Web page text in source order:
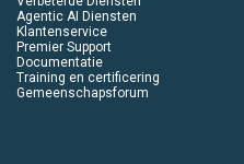
Agentic AI Diensten
Klantenservice
Premier Support
Documentatie
Training en certificering
Gemeenschapsforum